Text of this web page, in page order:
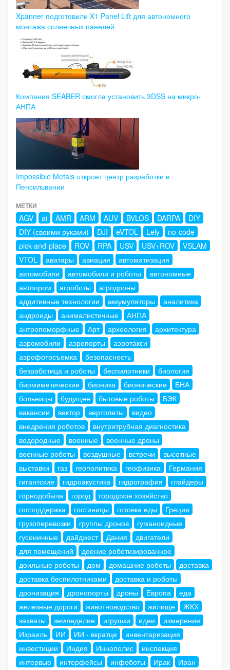
Xpanner подготовили X1 Panel Lift для автономного
монтажа солнечных панелей
Компания SEABER смогла установить 3DSS на микро-
АНПА
Impossible Metals откроет центр разработки в
Пенсильвании
МЕТКИ
AGV ai AMR ARM AUV BVLOS DARPA
DIY
DIY (своими руками)
DJI eVTOL Lely
no-code
pick-and-place
ROV RPA USV USV+ROV
VSLAM
VTOL
аватары авиация
автоматизация
автомобили
автомобили и роботы
автономные
автопром
агроботы
агродроны
аддитивные технологии
аккумуляторы
аналитика
андроиды
анималистичные
АНПА
антропоморфные
Арт археология
архитектура
аэромобили
аэропорты
аэротакси
аэрофотосъемка
безопасность
безработица и роботы
беспилотники
биология
биомиметические
бионика бионические
БНА
больницы
будущее бытовые роботы
БЭК
вакансии
вектор вертолеты
видео
внедрения роботов
внутритрубная диагностика
водородные
военные
военные дроны
военные роботы
воздушные встречи
высотные
выставки
газ геополитика геофизика
Германия
гигантские
гидроакустика гидрография
глайдеры
горнодобыча
город
городское хозяйство
господдержка
гостиницы готовка еды
Греция
грузоперевозки
группы дронов
гуманоидные
гусеничные
дайджест Дания
двигатели
для помещений
доение роботизированное
доильные роботы
дом домашние роботы
доставка
доставка беспилотниками
доставка и роботы
дронизация
дронопорты дроны Европа
еда
железные дороги
животноводство жилище
ЖКХ
захваты
земледелие игрушки идеи
измерения
Израиль
ИИ ИИ - вкратце
инвентаризация
инвестиции
Индия Иннополис
инспекция
интервью
интерфейсы инфоботы Ирак
Иран